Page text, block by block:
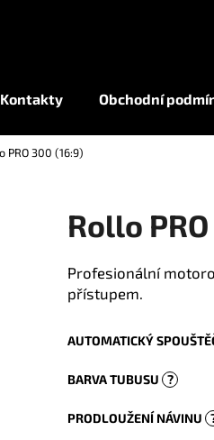
Kontakty Obchodní
PRO 300 (16:9)
Rollo
Profesionální
přístupem.
AUTOMATICKÝ
BARVA TUBUSU ?
PRODLOUŽENÍ NÁVINU
najít?